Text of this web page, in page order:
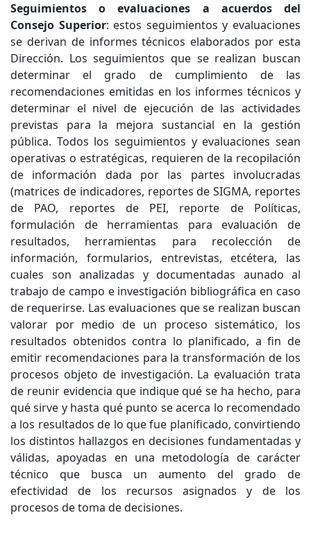
Seguimientos o evaluaciones a acuerdos del
Consejo Superior: estos seguimientos y evaluaciones
se derivan de informes técnicos elaborados por esta
Dirección. Los seguimientos que se realizan buscan
determinar el grado de cumplimiento de las
recomendaciones emitidas en los informes técnicos y
determinar el nivel de ejecución de las actividades
previstas para la mejora sustancial en la gestión
pública. Todos los seguimientos y evaluaciones sean
operativas o estratégicas, requieren de la recopilación
de información dada por las partes involucradas
(matrices de indicadores, reportes de SIGMA, reportes
de PAO, reportes de PEI, reporte de Políticas,
formulación de herramientas para evaluación de
resultados, herramientas para recolección de
información, formularios, entrevistas, etcétera, las
cuales son analizadas y documentadas aunado al
trabajo de campo e investigación bibliográfica en caso
de requerirse. Las evaluaciones que se realizan buscan
valorar por medio de un proceso sistemático, los
resultados obtenidos contra lo planificado, a fin de
emitir recomendaciones para la transformación de los
procesos objeto de investigación. La evaluación trata
de reunir evidencia que indique qué se ha hecho, para
qué sirve y hasta qué punto se acerca lo recomendado
a los resultados de lo que fue planificado, convirtiendo
los distintos hallazgos en decisiones fundamentadas y
válidas, apoyadas en una metodología de carácter
técnico que busca un aumento del grado de
efectividad de los recursos asignados y de los
procesos de toma de decisiones.